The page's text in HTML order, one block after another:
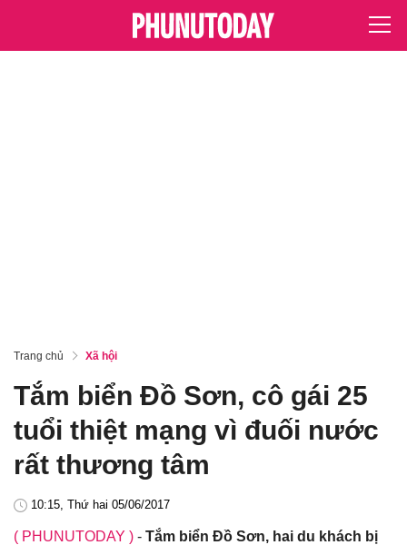
Trang chủ Xã hội
Tắm biển Đồ Sơn, cô gái 25
tuổi thiệt mạng vì đuối nước
rất thương tâm
10:15, Thứ hai 05/06/2017
( PHUNUTODAY ) - Tắm biển Đồ Sơn, hai du khách bị